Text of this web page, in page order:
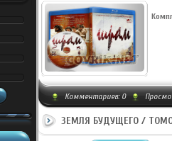
Комментариев: 0
ЗЕМЛЯ БУДУЩЕГО /